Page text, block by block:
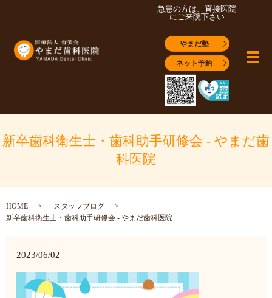
急患の方は、直接医院
にご来院下さい
やまだ塾
ネット予約 メ
新卒歯科衛生士・歯科助手研修会 - やまだ歯
科医院
HOME
スタッフブログ
新卒歯科衛生士・歯科助手研修会 - やまだ歯科医院
2023/06/02